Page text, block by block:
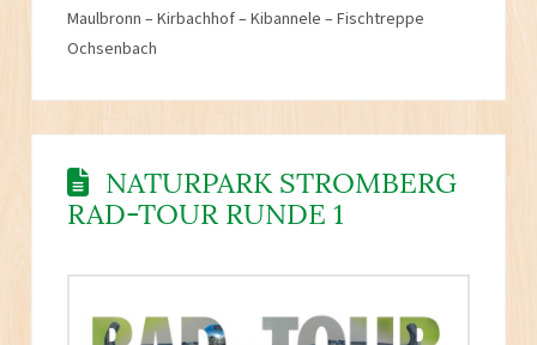
Maulbronn – Kirbachhof – Kibannele – Fischtreppe
Ochsenbach
NATURPARK STROMBERG
RAD-TOUR RUNDE 1